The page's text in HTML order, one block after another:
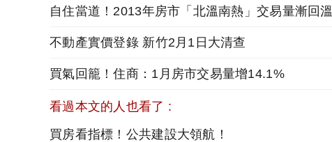
自住當道！2013年房市「北溫南熱」交易量漸回溫
不動產實價登錄 新竹2月1日大清查
買氣回籠！住商：1月房市交易量增14.1%
看過本文的人也看了 :
買房看指標！公共建設大領航！